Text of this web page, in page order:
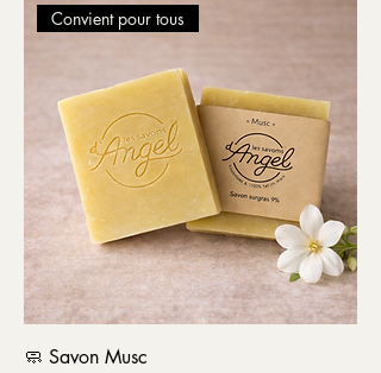
Convient pour tous
🧼 Savon Musc